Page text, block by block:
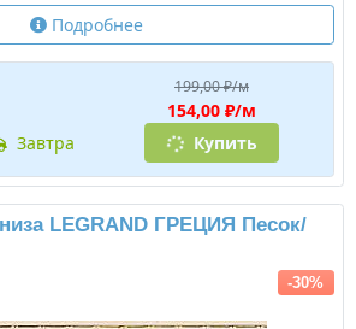
Подробнее
199,00 ₽/м
154,00 ₽/м
завтра
Купить
LEGRAND ГРЕЦИЯ Песок/
-30%